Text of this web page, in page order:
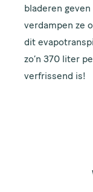
bladeren
verdampen ze
dit
zo’n 370 liter
verfrissend is!